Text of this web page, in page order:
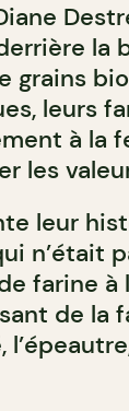
la
grains
leurs
à la
les
leur
n’était
farine à
de la